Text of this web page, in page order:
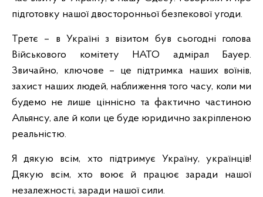
підготовку нашої двосторонньої безпекової угоди.
Третє – в Україні з візитом був сьогодні голова
Військового комітету НАТО адмірал Бауер.
Звичайно, ключове – це підтримка наших воїнів,
захист наших людей, наближення того часу, коли ми
будемо не лише ціннісно та фактично частиною
Альянсу, але й коли це буде юридично закріпленою
реальністю.
Я дякую всім, хто підтримує Україну, українців!
Дякую всім, хто воює й працює заради нашої
незалежності, заради нашої сили.